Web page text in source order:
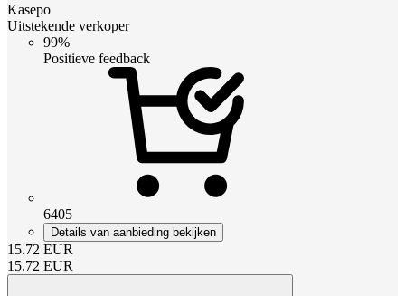
Kasepo
Uitstekende verkoper
99%
Positieve feedback
6405
Details van aanbieding bekijken
15.72 EUR
15.72 EUR